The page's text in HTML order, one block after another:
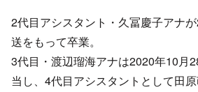
2代目アシスタント・久冨慶子アナ
送をもって卒業。
3代目・渡辺瑠海アナは2020年10月
当し、4代目アシスタントとして田